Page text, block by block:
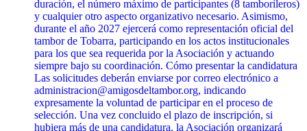
duración, el número máximo de participantes (8 tamborileros)
y cualquier otro aspecto organizativo necesario. Asimismo,
durante el año 2027 ejercerá como representación oficial del
tambor de Tobarra, participando en los actos institucionales
para los que sea requerida por la Asociación y actuando
siempre bajo su coordinación. Cómo presentar la candidatura
Las solicitudes deberán enviarse por correo electrónico a
administracion@amigosdeltambor.org, indicando
expresamente la voluntad de participar en el proceso de
selección. Una vez concluido el plazo de inscripción, si
hubiera más de una candidatura, la Asociación organizará